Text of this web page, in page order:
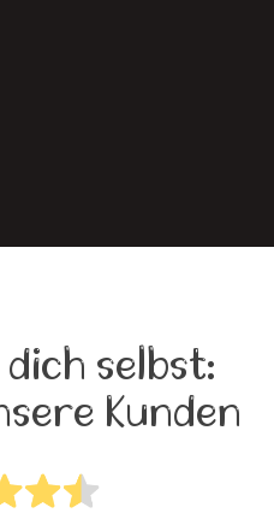
selbst:
Kunden